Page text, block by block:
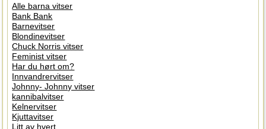
Alle barna vitser
Bank Bank
Barnevitser
Blondinevitser
Chuck Norris vitser
Feminist vitser
Har du hørt om?
Innvandrervitser
Johnny- Johnny vitser
kannibalvitser
Kelnervitser
Kjuttavitser
Litt av hvert